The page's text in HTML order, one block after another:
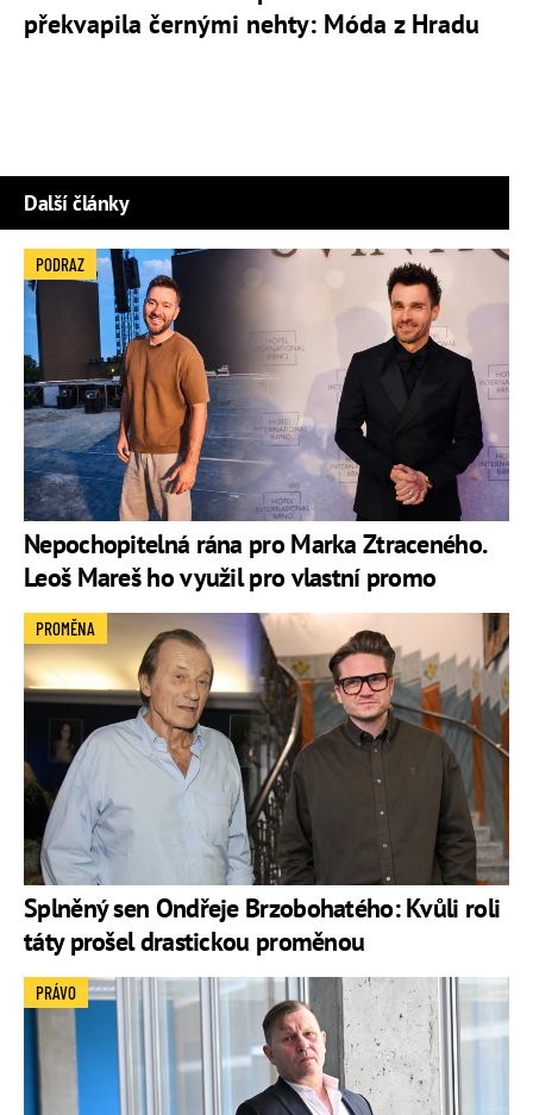
překvapila černými nehty: Móda z Hradu
Další články
Nepochopitelná rána pro Marka Ztraceného.
Leoš Mareš ho využil pro vlastní promo
PODRAZ
Splněný sen Ondřeje Brzobohatého: Kvůli roli
táty prošel drastickou proměnou
PROMĚNA
PRÁVO